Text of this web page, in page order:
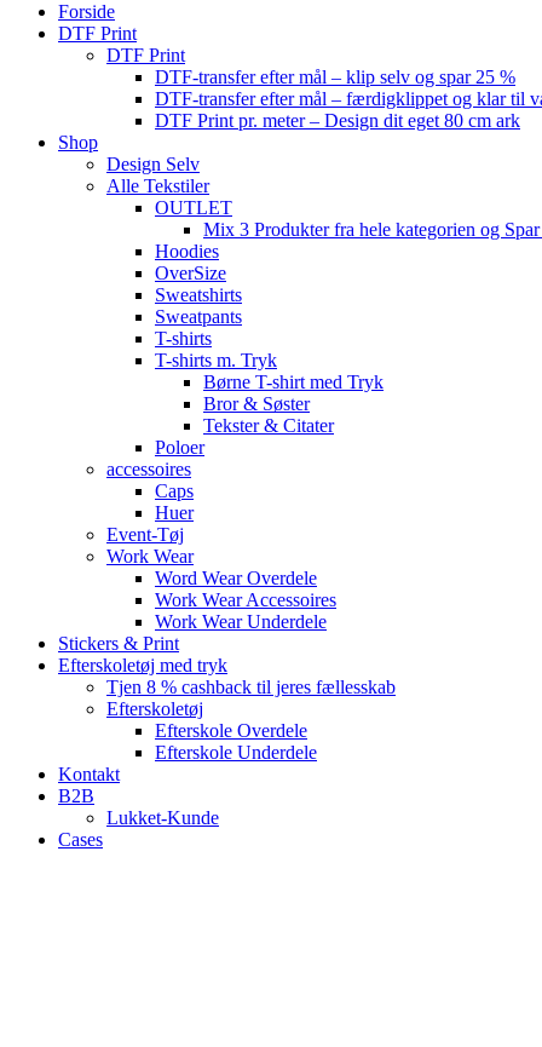
Forside
DTF Print
DTF Print
DTF-transfer efter mål – klip selv og spar 25 %
DTF-transfer efter mål – færdigklippet og klar til
DTF Print pr. meter – Design dit eget 80 cm ark
Shop
Design Selv
Alle Tekstiler
OUTLET
Mix 3 Produkter fra hele kategorien og
Hoodies
OverSize
Sweatshirts
Sweatpants
T-shirts
T-shirts m. Tryk
Børne T-shirt med Tryk
Bror & Søster
Tekster & Citater
Poloer
accessoires
Caps
Huer
Event-Tøj
Work Wear
Word Wear Overdele
Work Wear Accessoires
Work Wear Underdele
Stickers & Print
Efterskoletøj med tryk
Tjen 8 % cashback til jeres fællesskab
Efterskoletøj
Efterskole Overdele
Efterskole Underdele
Kontakt
B2B
Lukket-Kunde
Cases